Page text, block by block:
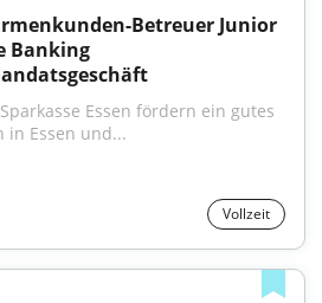
Betreuer Junior
Banking
Essen fördern ein gutes
in Essen und...
Vollzeit